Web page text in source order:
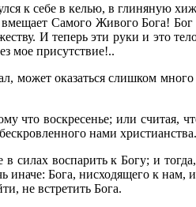
к себе в келью, в глиняную
вмещает Самого Живого Бога!
И теперь эти руки и это
мое присутствие!..
может оказаться слишком
воскресенье; или считая,
нами
силах воспарить к Богу; и
Бога, нисходящего к нам,
не встретить Бога.